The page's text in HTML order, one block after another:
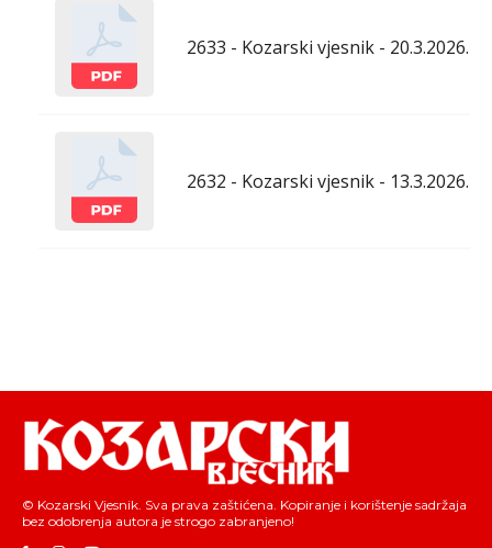
2633 - Kozarski vjesnik - 20.3.2026.
2632 - Kozarski vjesnik - 13.3.2026.
© Kozarski Vjesnik. Sva prava zaštićena. Kopiranje i korištenje sadržaja
bez odobrenja autora je strogo zabranjeno!